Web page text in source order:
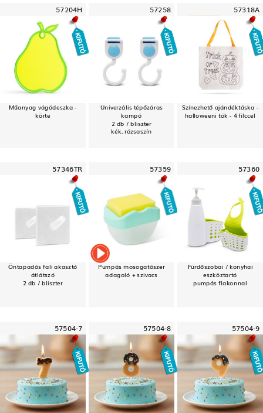
57204H
Műanyag vágódeszka -
körte
57258
Univerzális tépőzáras
kampó
2 db / bliszter
kék, rózsaszín
57318A
Színezhető ajándéktáska -
halloweeni tök - 4 filccel
57346TR
Öntapadós fali akasztó
átlátszó
2 db / bliszter
57359
Pumpás mosogatószer
adagoló + szivacs
57360
Fürdőszobai / konyhai
eszköztartó
pumpás flakonnal
57504-7 57504-8 57504-9